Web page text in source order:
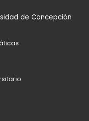
de Concepción